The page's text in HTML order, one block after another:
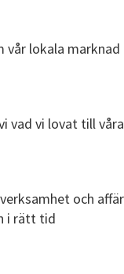
vår lokala marknad
vad vi lovat till våra
och
i rätt tid